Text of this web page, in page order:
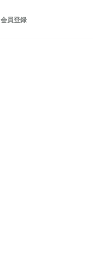
会員登録